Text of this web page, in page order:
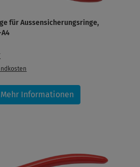
für Aussensicherungsringe,
A4
Mehr Informationen